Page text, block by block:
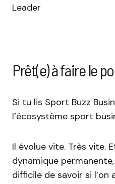
Leader
Prêt(e) à faire le
Si tu lis Sport Buzz
l’écosystème sport
Il évolue vite. Très vite.
dynamique
difficile de savoir si l’on